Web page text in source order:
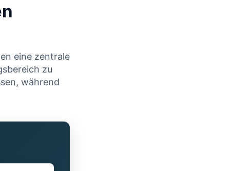
eine ‍zentrale
‍zu
während